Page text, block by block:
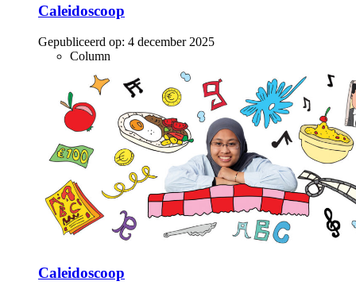
Caleidoscoop
Gepubliceerd op: 4 december 2025
Column
Caleidoscoop